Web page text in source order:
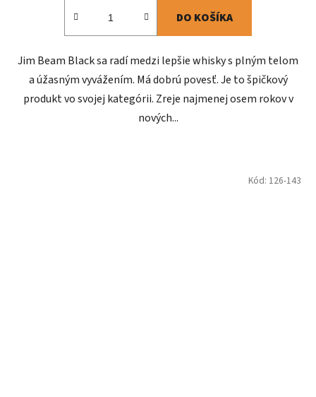
DO KOŠÍKA
Jim Beam Black sa radí medzi lepšie whisky s plným telom
a úžasným vyvážením. Má dobrú povesť. Je to špičkový
produkt vo svojej kategórii. Zreje najmenej osem rokov v
nových...
Kód: 126-143